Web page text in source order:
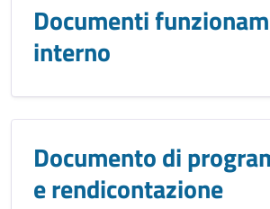
Documenti
interno
Documento di
e rendicontazione